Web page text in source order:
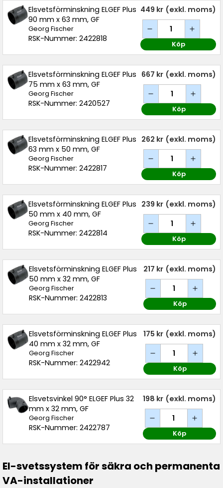
Elsvetsförminskning ELGEF Plus
90 mm x 63 mm, GF
Georg Fischer
RSK-Nummer: 2422818
449 kr (exkl. moms)
Köp
Elsvetsförminskning ELGEF Plus
75 mm x 63 mm, GF
Georg Fischer
RSK-Nummer: 2420527
667 kr (exkl. moms)
Köp
Elsvetsförminskning ELGEF Plus
63 mm x 50 mm, GF
Georg Fischer
RSK-Nummer: 2422817
262 kr (exkl. moms)
Köp
Elsvetsförminskning ELGEF Plus
50 mm x 40 mm, GF
Georg Fischer
RSK-Nummer: 2422814
239 kr (exkl. moms)
Köp
Elsvetsförminskning ELGEF Plus
50 mm x 32 mm, GF
Georg Fischer
RSK-Nummer: 2422813
217 kr (exkl. moms)
Köp
Elsvetsförminskning ELGEF Plus
40 mm x 32 mm, GF
Georg Fischer
RSK-Nummer: 2422942
175 kr (exkl. moms)
Köp
Elsvetsvinkel 90° ELGEF Plus 32
mm x 32 mm, GF
Georg Fischer
RSK-Nummer: 2422787
198 kr (exkl. moms)
Köp
El-svetssystem för säkra och permanenta
VA-installationer